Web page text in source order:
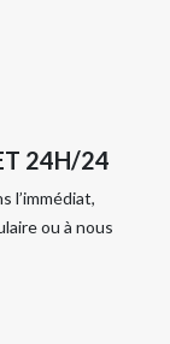
24H/24
l’immédiat,
ou à nous